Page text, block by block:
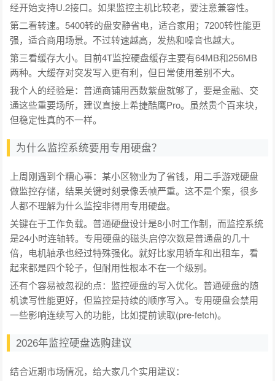
经开始支持U.2接口。如果监控主机比较老，要注意兼容性。
第二看转速。5400转的盘安静省电，适合家用；7200转性能更
强，适合商用场景。不过转速越高，发热和噪音也越大。
第三看缓存大小。目前4T监控硬盘缓存主要有64MB和256MB
两种。大缓存对突发写入更有利，但日常使用差别不大。
我个人的经验是：普通商铺用西数紫盘就够了，要是金融、交
通这些重要场所，建议直接上希捷酷鹰Pro。虽然贵个百来块，
但稳定性真的不一样。
为什么监控系统要用专用硬盘？
上周刚遇到个糟心事：某小区物业为了省钱，用二手游戏硬盘
做监控存储，结果关键时刻录像丢帧严重。这不是个案，很多
人都不理解为什么监控非得用专用硬盘。
关键在于工作负载。普通硬盘设计是8小时工作制，而监控系统
是24小时连轴转。专用硬盘的磁头启停次数是普通盘的几十
倍，电机轴承也经过特殊强化。就好比家用轿车和出租车，看
起来都是四个轮子，但耐用性根本不在一个级别。
还有个容易被忽视的点：监控硬盘的写入优化。普通硬盘的随
机读写性能更好，但监控是持续的顺序写入。专用硬盘会禁用
一些影响连续写入的功能，比如提前读取(pre-fetch)。
2026年监控硬盘选购建议
结合近期市场情况，给大家几个实用建议：